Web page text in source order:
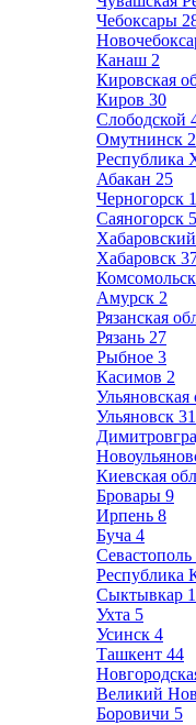
Чебоксары
Канаш 2
Кировская
Киров 30
Слободской
Омутнинск 2
Республика
Абакан 25
Черногорск
Саяногорск 5
Хабаровск
Амурск 2
Рязанская
Рязань 27
Рыбное 3
Касимов 2
Ульяновская
Ульяновск 31
Киевская
Бровары 9
Ирпень 8
Буча 4
Севастополь
Республика
Сыктывкар
Ухта 5
Усинск 4
Ташкент 44
Великий
Боровичи 5